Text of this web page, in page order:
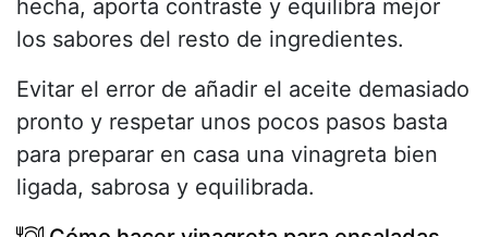
hecha, aporta contraste y equilibra mejor
los sabores del resto de ingredientes.
Evitar el error de añadir el aceite demasiado
pronto y respetar unos pocos pasos basta
para preparar en casa una vinagreta bien
ligada, sabrosa y equilibrada.